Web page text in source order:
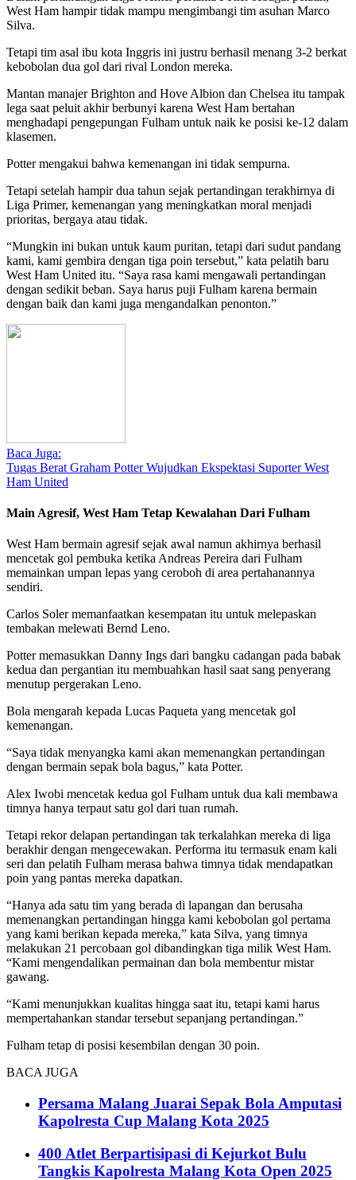
West Ham hampir tidak mampu mengimbangi tim asuhan Marco
Silva.
Tetapi tim asal ibu kota Inggris ini justru berhasil menang 3-2 berkat
kebobolan dua gol dari rival London mereka.
Mantan manajer Brighton and Hove Albion dan Chelsea itu tampak
lega saat peluit akhir berbunyi karena West Ham bertahan
menghadapi pengepungan Fulham untuk naik ke posisi ke-12 dalam
klasemen.
Potter mengakui bahwa kemenangan ini tidak sempurna.
Tetapi setelah hampir dua tahun sejak pertandingan terakhirnya di
Liga Primer, kemenangan yang meningkatkan moral menjadi
prioritas, bergaya atau tidak.
“Mungkin ini bukan untuk kaum puritan, tetapi dari sudut pandang
kami, kami gembira dengan tiga poin tersebut,” kata pelatih baru
West Ham United itu. “Saya rasa kami mengawali pertandingan
dengan sedikit beban. Saya harus puji Fulham karena bermain
dengan baik dan kami juga mengandalkan penonton.”
Baca Juga:
Tugas Berat Graham Potter Wujudkan Ekspektasi Suporter West
Ham United
Main Agresif, West Ham Tetap Kewalahan Dari Fulham
West Ham bermain agresif sejak awal namun akhirnya berhasil
mencetak gol pembuka ketika Andreas Pereira dari Fulham
memainkan umpan lepas yang ceroboh di area pertahanannya
sendiri.
Carlos Soler memanfaatkan kesempatan itu untuk melepaskan
tembakan melewati Bernd Leno.
Potter memasukkan Danny Ings dari bangku cadangan pada babak
kedua dan pergantian itu membuahkan hasil saat sang penyerang
menutup pergerakan Leno.
Bola mengarah kepada Lucas Paqueta yang mencetak gol
kemenangan.
“Saya tidak menyangka kami akan memenangkan pertandingan
dengan bermain sepak bola bagus,” kata Potter.
Alex Iwobi mencetak kedua gol Fulham untuk dua kali membawa
timnya hanya terpaut satu gol dari tuan rumah.
Tetapi rekor delapan pertandingan tak terkalahkan mereka di liga
berakhir dengan mengecewakan. Performa itu termasuk enam kali
seri dan pelatih Fulham merasa bahwa timnya tidak mendapatkan
poin yang pantas mereka dapatkan.
“Hanya ada satu tim yang berada di lapangan dan berusaha
memenangkan pertandingan hingga kami kebobolan gol pertama
yang kami berikan kepada mereka,” kata Silva, yang timnya
melakukan 21 percobaan gol dibandingkan tiga milik West Ham.
“Kami mengendalikan permainan dan bola membentur mistar
gawang.
“Kami menunjukkan kualitas hingga saat itu, tetapi kami harus
mempertahankan standar tersebut sepanjang pertandingan.”
Fulham tetap di posisi kesembilan dengan 30 poin.
BACA JUGA
Persama Malang Juarai Sepak Bola Amputasi
Kapolresta Cup Malang Kota 2025
400 Atlet Berpartisipasi di Kejurkot Bulu
Tangkis Kapolresta Malang Kota Open 2025